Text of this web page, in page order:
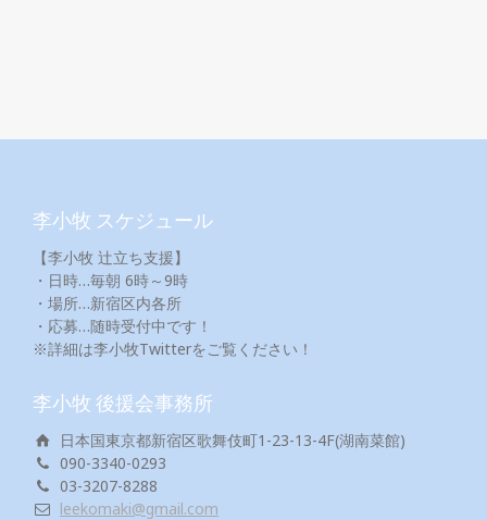
李小牧 スケジュール
【李小牧 辻立ち支援】
・日時…毎朝 6時～9時
・場所…新宿区内各所
・応募…随時受付中です！
※詳細は李小牧Twitterをご覧ください！
李小牧 後援会事務所
日本国東京都新宿区歌舞伎町1-23-13-4F(湖南菜館)
090-3340-0293
03-3207-8288
leekomaki@gmail.com